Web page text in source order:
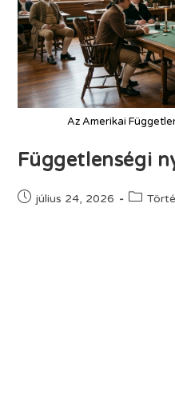
Az Amerikai
Függetlenségi
július 24, 2026